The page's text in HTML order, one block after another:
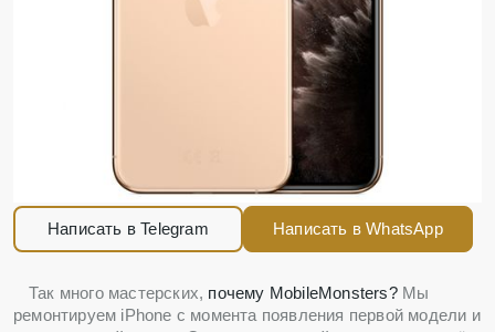
Написать в Telegram Написать в WhatsApp
Так много мастерских, почему MobileMonsters?Мы
ремонтируем iPhone с момента появления первой модели и